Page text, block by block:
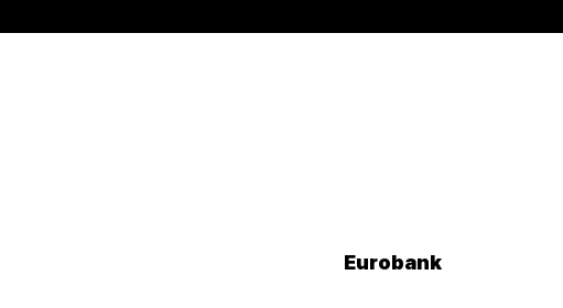
Eurobank